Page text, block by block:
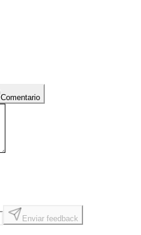
Comentario
Enviar feedback